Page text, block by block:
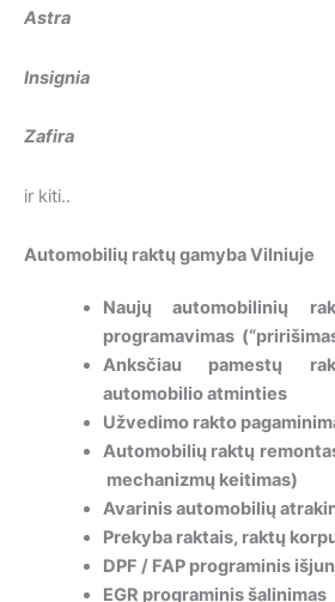
Astra
Insignia
Zafira
ir kiti..
Automobilių raktų gamyba Vilniuje
Naujų automobilinių
programavimas
Anksčiau pamestų
automobilio atminties
Užvedimo rakto
Automobilių raktų
mechanizmų keitimas)
Avarinis automobilių
Prekyba raktais, raktų
DPF / FAP programinis
EGR programinis šalinimas